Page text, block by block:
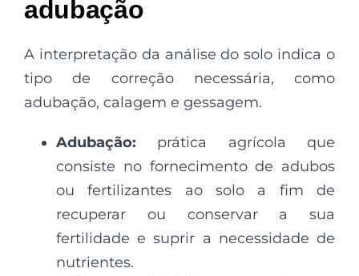
adubação
A interpretação da análise do solo indica o
tipo de correção necessária, como
adubação, calagem e gessagem.
Adubação: prática agrícola que
consiste no fornecimento de adubos
ou fertilizantes ao solo a fim de
recuperar ou conservar a sua
fertilidade e suprir a necessidade de
nutrientes.